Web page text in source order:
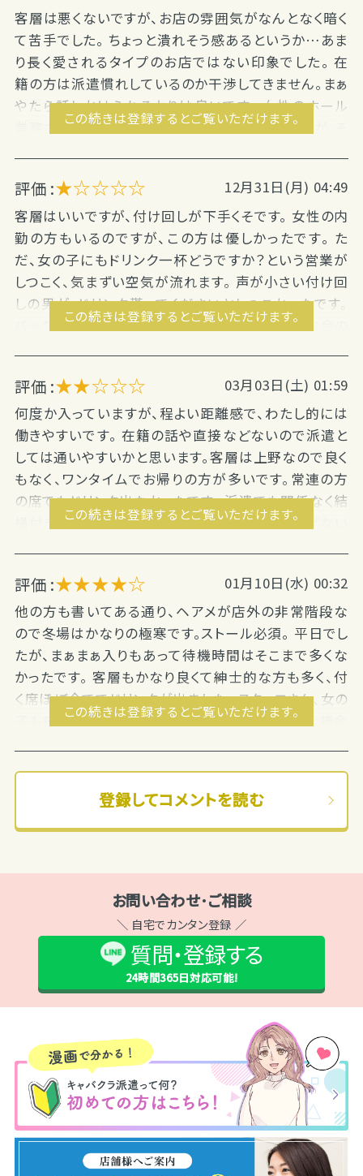
客層は悪くないですが、お店の雰囲気がなんとなく暗く
て苦手でした。 ちょっと潰れそう感あるというか…あま
り長く愛されるタイプのお店ではない印象でした。 在
籍の方は派遣慣れしているのか干渉してきません。まぁ
やたら話しかけられるよりは良いです。 女性のホール
業務されている方が店内説明してくださいましたが、そ
た。 終電上がり希望でしたが時間ぴったりに声を掛け
てくれたのと、お給料は細かい...
この続きは登録するとご覧いただけます。
評価 :★☆☆☆☆
12月31日(月) 04:49
客層はいいですが、付け回しが下手くそです。 女性の内
勤の方もいるのですが、この方は優しかったです。 た
だ、女の子にもドリンク一杯どうですか？という営業が
しつこく、気まずい空気が流れます。 声が小さい付け回
しの男が、ドリンク貰ってくださいとしつこかったです。
バックがつくようになってから言ってください。 お金の
この続きは登録するとご覧いただけます。
評価 :★★☆☆☆
03月03日(土) 01:59
何度か入っていますが、程よい距離感で、わたし的には
働きやすいです。 在籍の話や直接などないので派遣と
しては通いやすいかと思います。客層は上野なので良く
もなく、ワンタイムでお帰りの方が多いです。常連の方
の席でもドリンク出なかったです。 派遣でも関係なく結
構付きますが落ち着いたとたん上がりなので稼げない
この続きは登録するとご覧いただけます。
評価 :★★★★☆
01月10日(水) 00:32
他の方も書いてある通り、ヘアメが店外の非常階段な
ので冬場はかなりの極寒です。ストール必須。 平日でし
たが、まぁまぁ入りもあって待機時間はそこまで多くな
かったです。 客層もかなり良くて紳士的な方も多く、付
く席ほぼ全てでドリンクが出ました。 スタッフさん、女の
子も感じが良い方が多く、働きやすかったのでまた機会
この続きは登録するとご覧いただけます。
登録してコメントを読む
お問い合わせ･ご相談
＼ 自宅でカンタン登録 ／
質問・登録する
24時間365日対応可能!